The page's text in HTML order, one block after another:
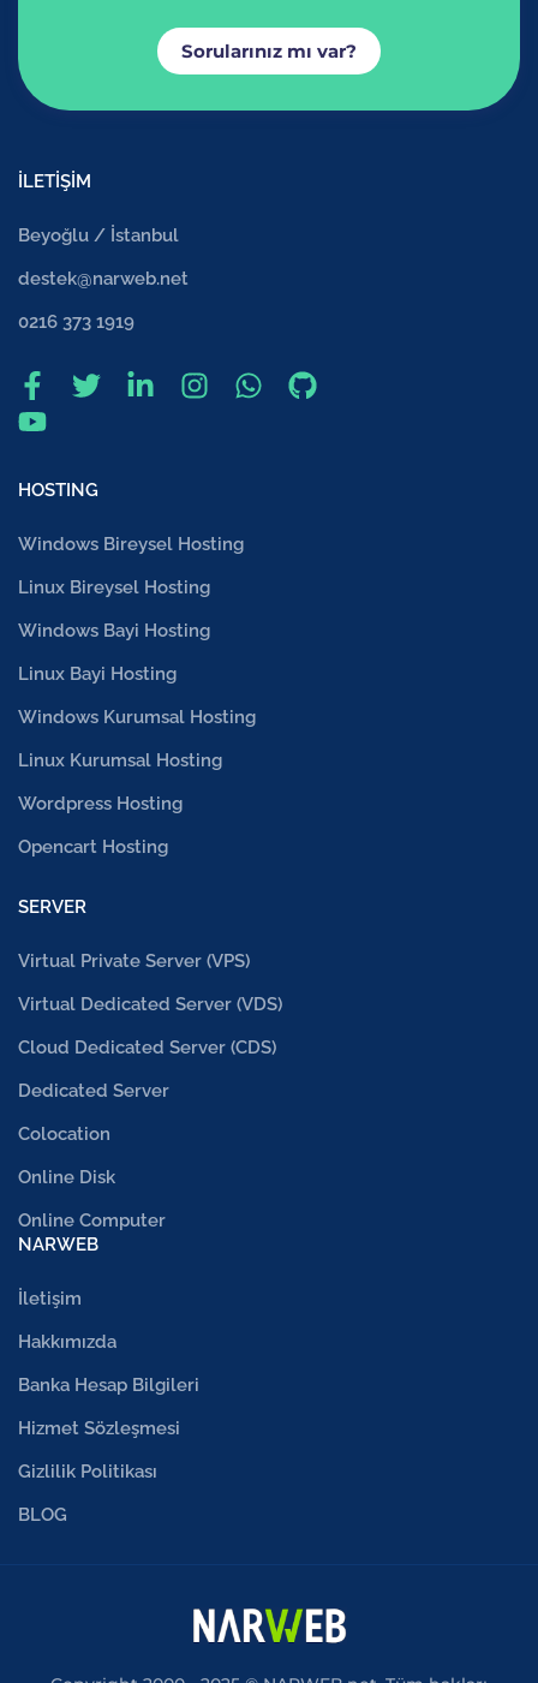
Sorularınız mı var?
İLETİŞİM
Beyoğlu / İstanbul
destek@narweb.net
0216 373 1919
HOSTING
Windows Bireysel Hosting
Linux Bireysel Hosting
Windows Bayi Hosting
Linux Bayi Hosting
Windows Kurumsal Hosting
Linux Kurumsal Hosting
Wordpress Hosting
Opencart Hosting
SERVER
Virtual Private Server (VPS)
Virtual Dedicated Server (VDS)
Cloud Dedicated Server (CDS)
Dedicated Server
Colocation
Online Disk
Online Computer
NARWEB
İletişim
Hakkımızda
Banka Hesap Bilgileri
Hizmet Sözleşmesi
Gizlilik Politikası
BLOG